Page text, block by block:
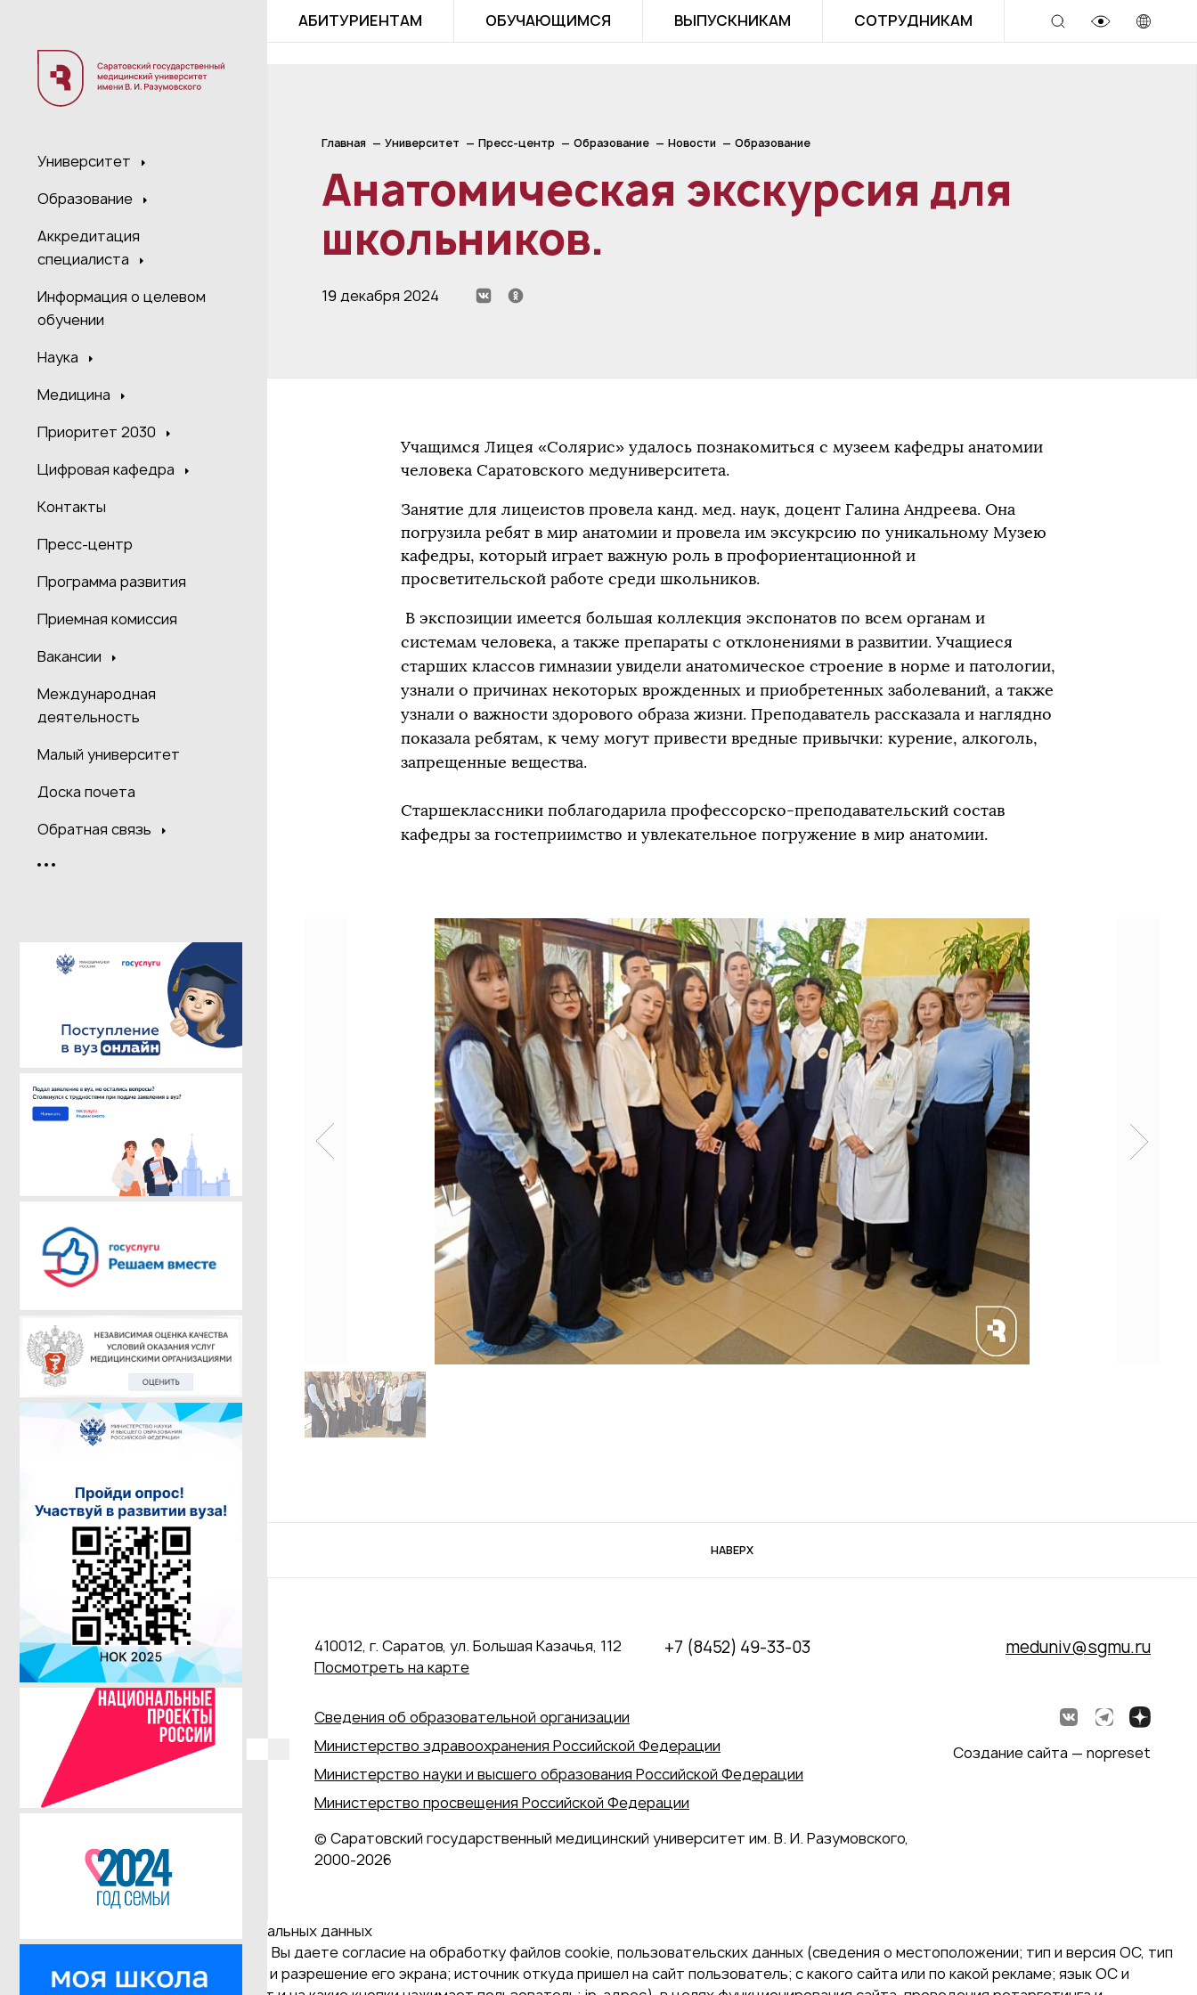
Университет
Образование
Аккредитация
специалиста
Информация о целевом
обучении
Наука
Медицина
Приоритет 2030
Цифровая кафедра
Контакты
Пресс-центр
Программа развития
Приемная комиссия
Вакансии
Международная
деятельность
Малый университет
Доска почета
Обратная связь
АБИТУРИЕНТАМ ОБУЧАЮЩИМСЯ ВЫПУСКНИКАМ СОТРУДНИКАМ
Главная Университет Пресс-центр Образование Новости Образование
Анатомическая экскурсия для
школьников.
19 декабря 2024
Учащимся Лицея «Солярис» удалось познакомиться с музеем кафедры анатомии
человека Саратовского медуниверситета.
Занятие для лицеистов провела канд. мед. наук, доцент Галина Андреева. Она
погрузила ребят в мир анатомии и провела им эксукрсию по уникальному Музею
кафедры, который играет важную роль в профориентационной и
просветительской работе среди школьников.
В экспозиции имеется большая коллекция экспонатов по всем органам и
системам человека, а также препараты с отклонениями в развитии. Учащиеся
старших классов гимназии увидели анатомическое строение в норме и патологии,
узнали о причинах некоторых врожденных и приобретенных заболеваний, а также
узнали о важности здорового образа жизни. Преподаватель рассказала и наглядно
показала ребятам, к чему могут привести вредные привычки: курение, алкоголь,
запрещенные вещества.
Старшеклассники поблагодарила профессорско-преподавательский состав
кафедры за гостеприимство и увлекательное погружение в мир анатомии.
НАВЕРХ
410012, г. Саратов, ул. Большая Казачья, 112
Посмотреть на карте
+7 (8452) 49-33-03 meduniv@sgmu.ru
Сведения об образовательной организации
Министерство здравоохранения Российской Федерации
Министерство науки и высшего образования Российской Федерации
Министерство просвещения Российской Федерации
© Саратовский государственный медицинский университет им. В. И. Разумовского,
2000‑2026
Создание сайта — nopreset
Даю согласие на обработку персональных данных
Продолжая использовать наш сайт, Вы даете согласие на обработку файлов cookie, пользовательских данных (сведения о местоположении; тип и версия ОС, тип
и версия Браузера; тип устройства и разрешение его экрана; источник откуда пришел на сайт пользователь; с какого сайта или по какой рекламе; язык ОС и